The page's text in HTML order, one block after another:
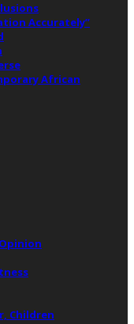
Accurately”
African
Children